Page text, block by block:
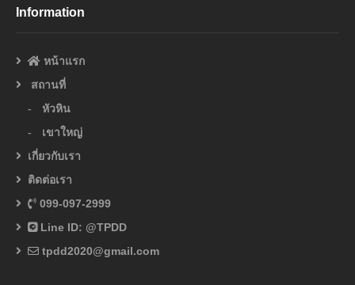
Information
หน้าแรก
สถานที่
หัวหิน
เขาใหญ่
เกี่ยวกับเรา
ติดต่อเรา
099-097-2999
Line ID: @TPDD
tpdd2020@gmail.com